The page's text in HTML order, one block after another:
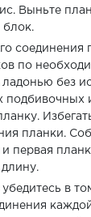
Выньте
блок.
соединения
по
ладонью без
подбивочных
планки.
и первая
в